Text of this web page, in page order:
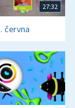
27:32
června